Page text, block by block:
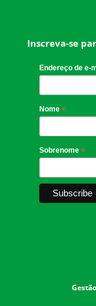
Inscreva-se
Endereço de e-
Nome *
Sobrenome *